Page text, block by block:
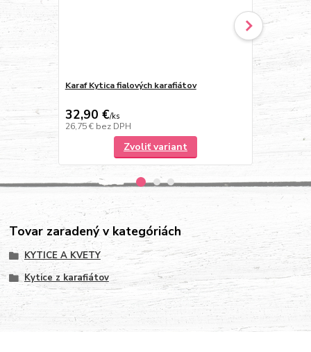
Karaf Kytica fialových karafiátov
32,90 €/ks
26,75 € bez DPH
Zvoliť variant
Karaf
karafiátov
32,90 €
26,75 €
Tovar zaradený v kategóriách
KYTICE A KVETY
Kytice z karafiátov